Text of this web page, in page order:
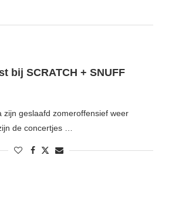
bij SCRATCH + SNUFF
zijn geslaafd zomeroffensief weer
de concertjes …